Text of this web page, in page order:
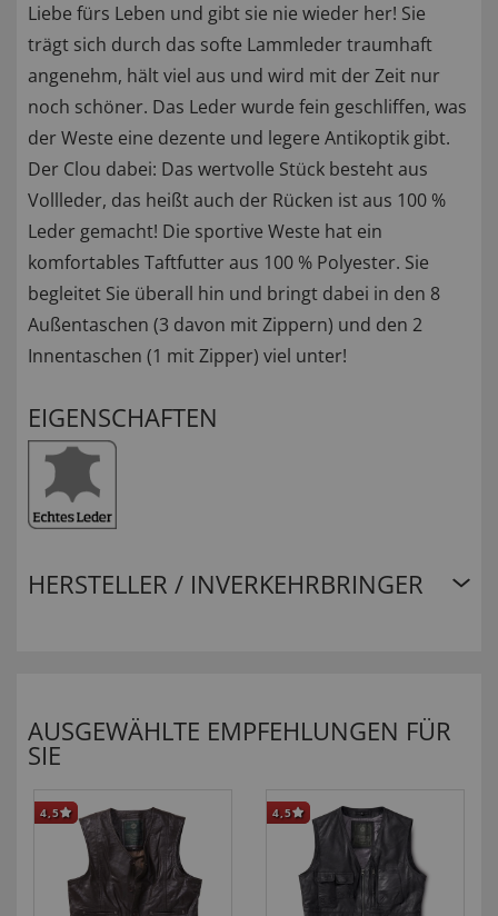
Liebe fürs Leben und gibt sie nie wieder her! Sie
trägt sich durch das softe Lammleder traumhaft
angenehm, hält viel aus und wird mit der Zeit nur
noch schöner. Das Leder wurde fein geschliffen, was
der Weste eine dezente und legere Antikoptik gibt.
Der Clou dabei: Das wertvolle Stück besteht aus
Vollleder, das heißt auch der Rücken ist aus 100 %
Leder gemacht! Die sportive Weste hat ein
komfortables Taftfutter aus 100 % Polyester. Sie
begleitet Sie überall hin und bringt dabei in den 8
Außentaschen (3 davon mit Zippern) und den 2
Innentaschen (1 mit Zipper) viel unter!
EIGENSCHAFTEN
HERSTELLER / INVERKEHRBRINGER
AUSGEWÄHLTE EMPFEHLUNGEN FÜR
SIE
4,5 4,5